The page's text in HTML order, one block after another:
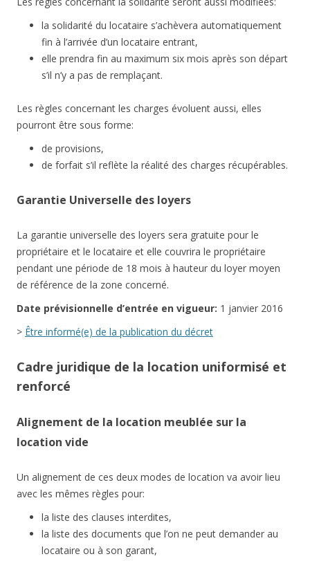
la solidarité du locataire s’achèvera automatiquement
fin à l’arrivée d’un locataire entrant,
elle prendra fin au maximum six mois après son départ
s’il n’y a pas de remplaçant.
Les règles concernant les charges évoluent aussi, elles
pourront être sous forme:
de provisions,
de forfait s’il reflète la réalité des charges récupérables.
Garantie Universelle des loyers
La garantie universelle des loyers sera gratuite pour le
propriétaire et le locataire et elle couvrira le propriétaire
pendant une période de 18 mois à hauteur du loyer moyen
de référence de la zone concerné.
Date prévisionnelle d’entrée en vigueur: 1 janvier 2016
> Être informé(e) de la publication du décret
Cadre juridique de la location uniformisé et
renforcé
Alignement de la location meublée sur la
location vide
Un alignement de ces deux modes de location va avoir lieu
avec les mêmes règles pour:
la liste des clauses interdites,
la liste des documents que l’on ne peut demander au
locataire ou à son garant,